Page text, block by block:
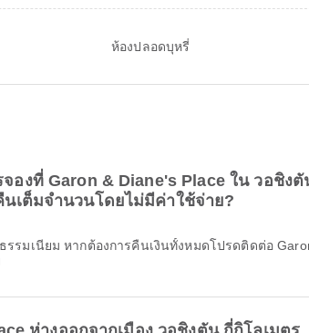
ห้องปลอดบุหรี่
องที่ Garon & Diane's Place ใน วอชิงตั
นเต็มจำนวนโดยไม่มีค่าใช้จ่าย?
รรมเนียม หากต้องการคืนเงินทั้งหมดโปรดติดต่อ